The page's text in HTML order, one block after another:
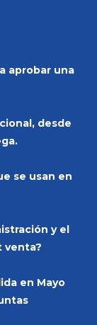
aprobar una
desde
se usan en
y el
venta?
en Mayo